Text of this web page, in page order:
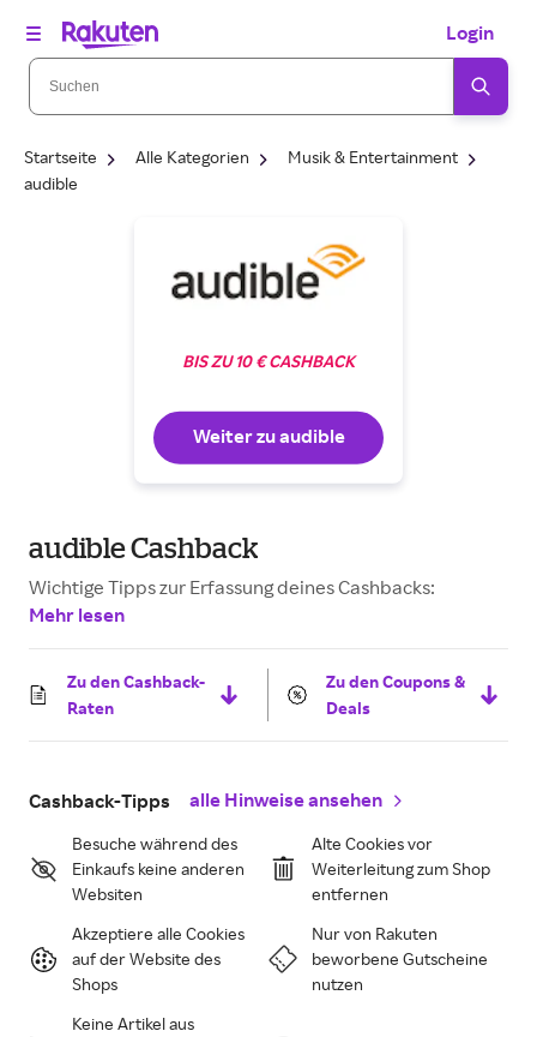
Login
Startseite Alle Kategorien
Musik & Entertainment
audible
BIS ZU 10 € CASHBACK
Weiter zu audible
audible Cashback
Wichtige Tipps zur Erfassung deines Cashbacks:
Mehr lesen
Zu den Cashback-
Raten
Zu den Coupons &
Deals
Cashback-Tipps alle Hinweise ansehen
Besuche während des
Einkaufs keine anderen
Websiten
Alte Cookies vor
Weiterleitung zum Shop
entfernen
Akzeptiere alle Cookies
auf der Website des
Shops
Nur von Rakuten
beworbene Gutscheine
nutzen
Keine Artikel aus